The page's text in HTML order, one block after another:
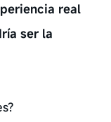
real
ser la